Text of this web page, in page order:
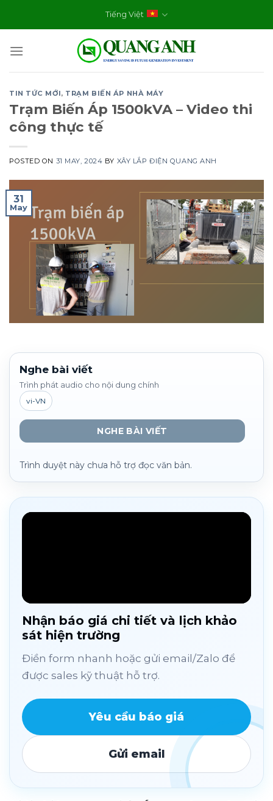
Tiếng Việt
TIN TỨC MỚI, TRẠM BIẾN ÁP NHÀ MÁY
Trạm Biến Áp 1500kVA – Video thi
công thực tế
POSTED ON 31 MAY, 2024 BY XÂY LẮP ĐIỆN QUANG ANH
31
May
Nghe bài viết
Trình phát audio cho nội dung chính
vi-VN
NGHE BÀI VIẾT
Trình duyệt này chưa hỗ trợ đọc văn bản.
Nhận báo giá chi tiết và lịch khảo
sát hiện trường
Điền form nhanh hoặc gửi email/Zalo để
được sales kỹ thuật hỗ trợ.
Yêu cầu báo giá
Gửi email